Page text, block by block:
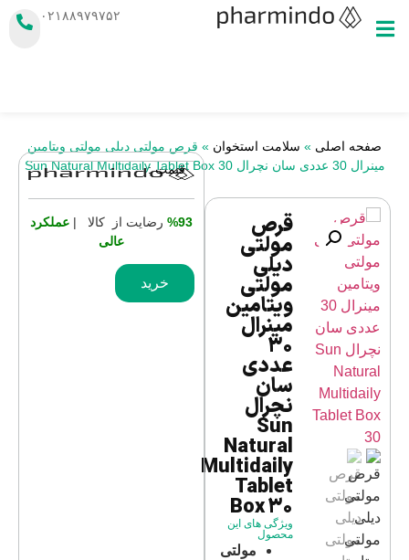
۰۲۱۸۸۹۷۹۷۵۲
صفحه اصلی » سلامت استخوان » قرص مولتی دیلی مولتی ویتامین
مینرال 30 عددی سان نچرال Sun Natural Multidaily Tablet Box 30
قرص
مولتی
دیلی
مولتی
ویتامین
مینرال
30
عددی
سان
نچرال
Sun
Natural
Multidaily
Tablet
Box 30
ویژگی های این
محصول
مولتی
قیمت :
%93 رضایت از کالا | عملکرد
عالی
خرید